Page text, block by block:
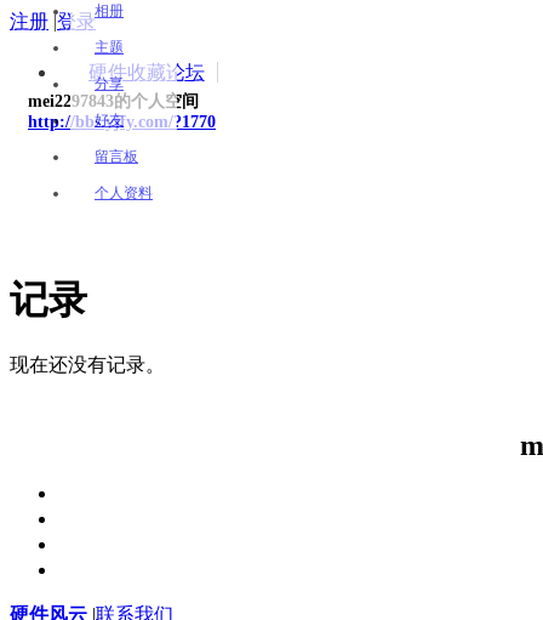
注册 |登录
硬件收藏论坛
mei2297843的个人空间
http://bbs.yjfy.com/?1770
相册
主题
分享
好友
留言板
个人资料
记录
现在还没有记录。
硬件风云 联系我们